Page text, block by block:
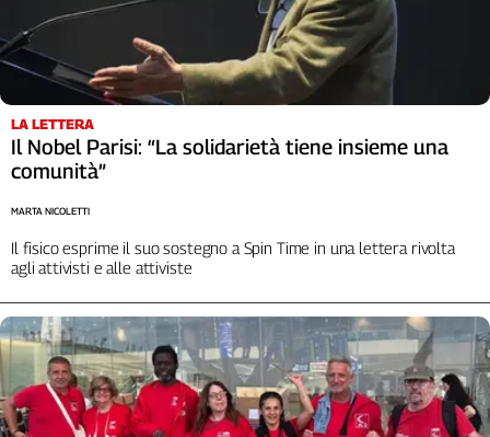
LA LETTERA
Il Nobel Parisi: “La solidarietà tiene insieme una
comunità”
Il fisico esprime il suo sostegno a Spin Time in una lettera rivolta
agli attivisti e alle attiviste
MARTA NICOLETTI